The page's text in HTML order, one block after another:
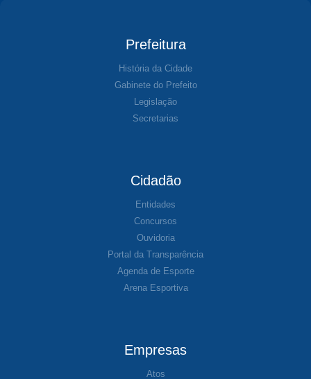
Prefeitura
História da Cidade
Gabinete do Prefeito
Legislação
Secretarias
Cidadão
Entidades
Concursos
Ouvidoria
Portal da Transparência
Agenda de Esporte
Arena Esportiva
Empresas
Atos